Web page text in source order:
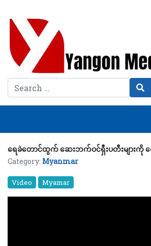
Search
ရေခဲတောင်ထွက် ဆေးဘက်ဝင်ရှီးပတီးများကို စျ
Category: Myanmar
Video Myamar